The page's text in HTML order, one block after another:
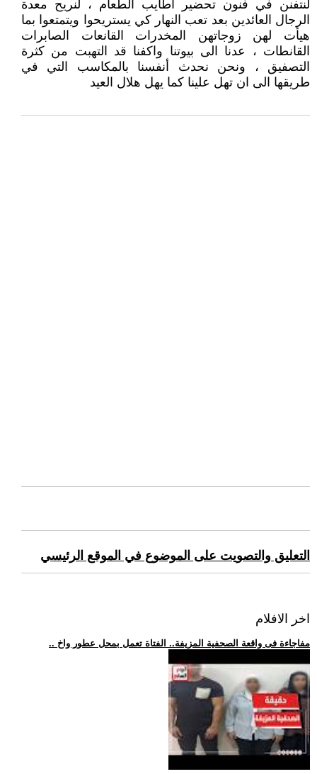
لنتفنن في فنون تحضير أطايب الطعام ، لنريح معدة
الرجال العائدين بعد تعب النهار كي يستريحوا ويتمتعوا بما
هيأت لهن زوجاتهن المخدرات القانعات الصابرات
القانطات ، عدنا الى بيوتنا واكفنا قد التهبت من كثرة
التصفيق ، ونحن نحدث أنفسنا بالمكاسب التي في
طريقها الى ان تهل علينا كما يهل هلال العيد
التعليق والتصويت على الموضوع في الموقع الرئيسي
اخر الافلام
.. مفاجاءة فى واقعة الصحفية المزيفة.. الفتاة تعمل بمحل عطور واخ